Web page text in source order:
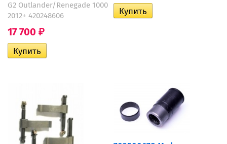
G2 Outlander/Renegade 1000
2012+ 420248606
17 700 ₽